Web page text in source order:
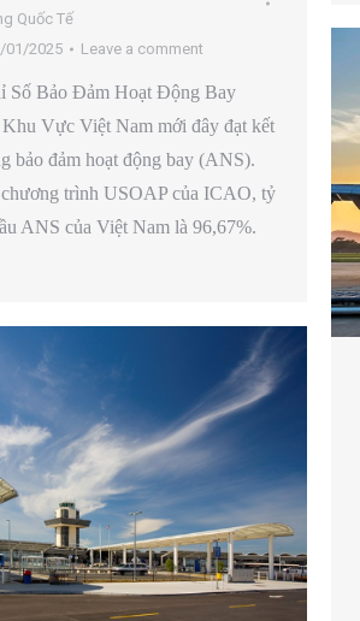
Quốc Tế
01/2025 Leave a comment
Số Bảo Đảm Hoạt Động Bay
Vực Việt Nam mới đây đạt kết
bảo đảm hoạt động bay (ANS).
trình USOAP của ICAO, tỷ
ANS của Việt Nam là 96,67%.